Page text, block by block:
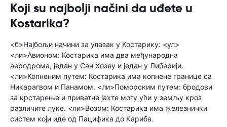
Koji su najbolji načini da uđete u
Kostarika?
<б>Најбољи начини за улазак у Костарику: <ул>
<ли>Авионом: Костарика има два међународна
аеродрома, један у Сан Хозеу и један у Либерији.
<ли>Копненим путем: Костарика има копнене границе са
Никарагвом и Панамом. <ли>Поморским путем: бродови
за крстарење и приватне јахте могу ући у земљу кроз
различите луке. <ли>Возом: Костарика има железнички
систем који иде од Пацифика до Кариба.